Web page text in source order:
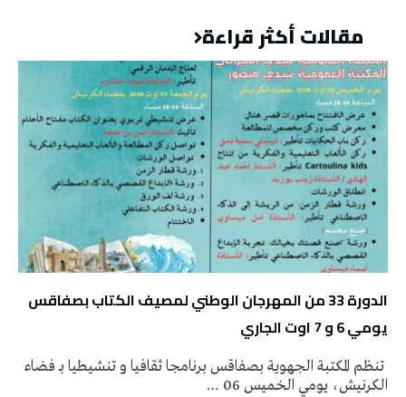
مقالات أكثر قراءة
الدورة 33 من المهرجان الوطني لمصيف الكتاب بصفاقس
يومي 6 و 7 اوت الجاري
تنظم المكتبة الجهوية بصفاقس برنامجا ثقافيا و تنشيطيا بـ فضاء
الكرنيش، يومي الخميس 06 …